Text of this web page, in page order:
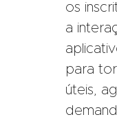
os
a
para
úteis,